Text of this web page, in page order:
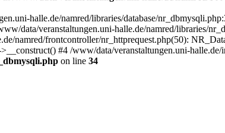
halle.de/namred/libraries/database/
data/veranstaltungen.uni-halle.de/namred/libraries/
namred/frontcontroller/nr_httprequest.php(50):
#4 /www/data/veranstaltungen.uni-
on line 34